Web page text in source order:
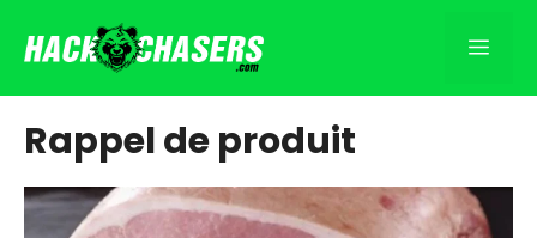
au
Rappel de produit